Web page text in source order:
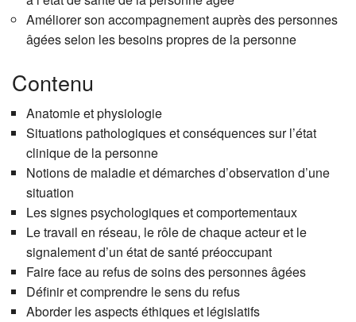
Améliorer son accompagnement auprès des personnes
âgées selon les besoins propres de la personne
Contenu
Anatomie et physiologie
Situations pathologiques et conséquences sur l’état
clinique de la personne
Notions de maladie et démarches d’observation d’une
situation
Les signes psychologiques et comportementaux
Le travail en réseau, le rôle de chaque acteur et le
signalement d’un état de santé préoccupant
Faire face au refus de soins des personnes âgées
Définir et comprendre le sens du refus
Aborder les aspects éthiques et législatifs